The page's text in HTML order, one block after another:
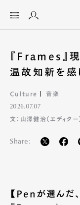
『Frames』
温故知新を感
Culture 音楽
2026.07.07
文：山澤健治（エディター
Share:
【Penが選んだ